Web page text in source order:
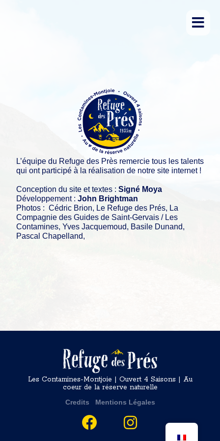
L’équipe du Refuge des Près remercie tous les talents
qui ont participé à la réalisation de notre site internet !
Conception du site et textes : Signé Moya
Développement : John Brightman
Photos : Cédric Brion, Le Refuge des Prés, La
Compagnie des Guides de Saint-Gervais / Les
Contamines, Yves Jacquemoud, Basile Dunand,
Pascal Chapelland,
Les Contamines-Montjoie | Ouvert 4 Saisons | Au
coeur de la réserve naturelle
Credits Mentions Légales